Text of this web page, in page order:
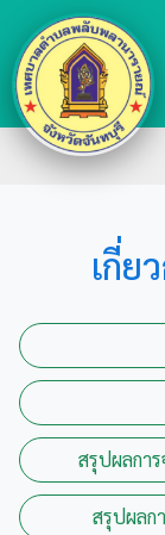
เกี่ย
สรุปผลกา
สรุปผลก